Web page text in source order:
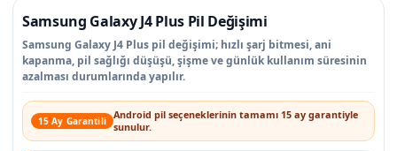
Samsung Galaxy J4 Plus Pil Değişimi
Samsung Galaxy J4 Plus pil değişimi; hızlı şarj bitmesi, ani
kapanma, pil sağlığı düşüşü, şişme ve günlük kullanım süresinin
azalması durumlarında yapılır.
15 Ay Garantili Android pil seçeneklerinin tamamı 15 ay garantiyle
sunulur.